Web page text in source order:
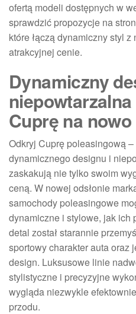
ofertą modeli dostępnych w
sprawdzić propozycje na
które łączą dynamiczny styl
atrakcyjnej cenie.
Dynamiczny
Cuprę na nowo
Odkryj Cuprę poleasingową
dynamicznego designu i
zaskakują nie tylko swoim
ceną. W nowej odsłonie
samochody poleasingowe
dynamiczne i stylowe, jak ich
detal został starannie
sportowy charakter auta oraz
design. Luksusowe linie
stylistyczne i precyzyjne
wygląda niezwykle
przodu.